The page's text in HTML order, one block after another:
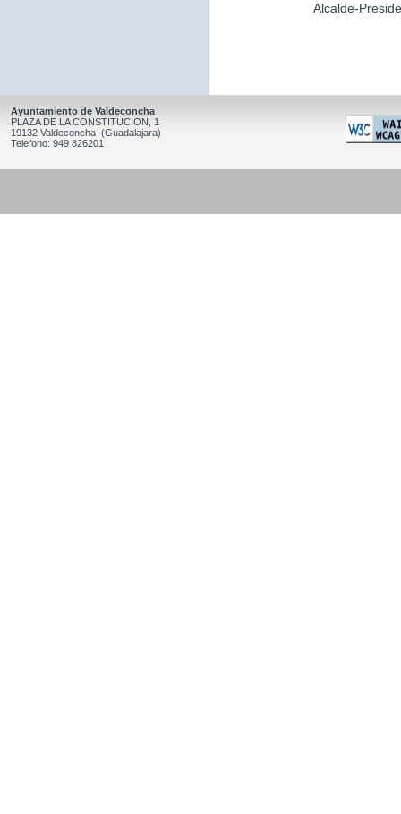
Alcalde-
Ayuntamiento de Valdeconcha
PLAZA DE LA CONSTITUCION, 1
19132 Valdeconcha (Guadalajara)
Telefono: 949 826201